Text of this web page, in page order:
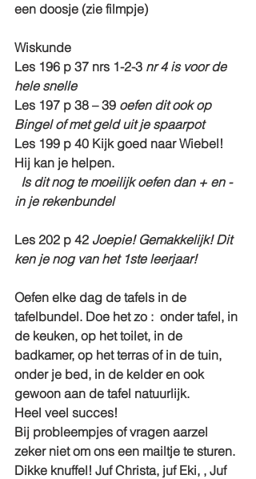
een doosje (zie filmpje)
Wiskunde
Les 196 p 37 nrs 1-2-3 nr 4 is voor de
hele snelle
Les 197 p 38 – 39 oefen dit ook op
Bingel of met geld uit je spaarpot
Les 199 p 40 Kijk goed naar Wiebel!
Hij kan je helpen.
Is dit nog te moeilijk oefen dan + en -
in je rekenbundel
Les 202 p 42 Joepie! Gemakkelijk! Dit
ken je nog van het 1ste leerjaar!
Oefen elke dag de tafels in de
tafelbundel. Doe het zo :  onder tafel, in
de keuken, op het toilet, in de
badkamer, op het terras of in de tuin,
onder je bed, in de kelder en ook
gewoon aan de tafel natuurlijk.
Heel veel succes!
Bij probleempjes of vragen aarzel
zeker niet om ons een mailtje te sturen.
Dikke knuffel! Juf Christa, juf Eki, , Juf